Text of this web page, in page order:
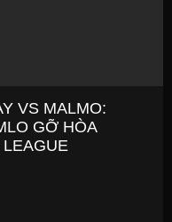
VS MALMO:
GỠ HÒA